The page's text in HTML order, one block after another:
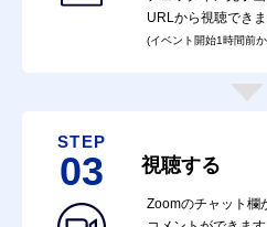
URLから視聴できま
(イベント開始1時間前
STEP
03 視聴する
Zoomのチャット欄